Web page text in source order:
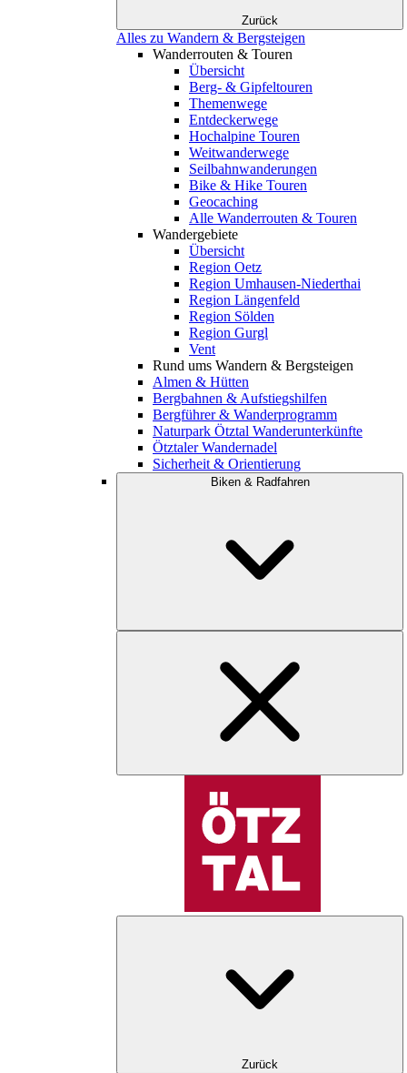
Zurück
Alles zu Wandern & Bergsteigen
Wanderrouten & Touren
Übersicht
Berg- & Gipfeltouren
Themenwege
Entdeckerwege
Hochalpine Touren
Weitwanderwege
Seilbahnwanderungen
Bike & Hike Touren
Geocaching
Alle Wanderrouten & Touren
Wandergebiete
Übersicht
Region Oetz
Region Umhausen-Niederthai
Region Längenfeld
Region Sölden
Region Gurgl
Vent
Rund ums Wandern & Bergsteigen
Almen & Hütten
Bergbahnen & Aufstiegshilfen
Bergführer & Wanderprogramm
Naturpark Ötztal Wanderunterkünfte
Ötztaler Wandernadel
Sicherheit & Orientierung
Biken & Radfahren
Zurück